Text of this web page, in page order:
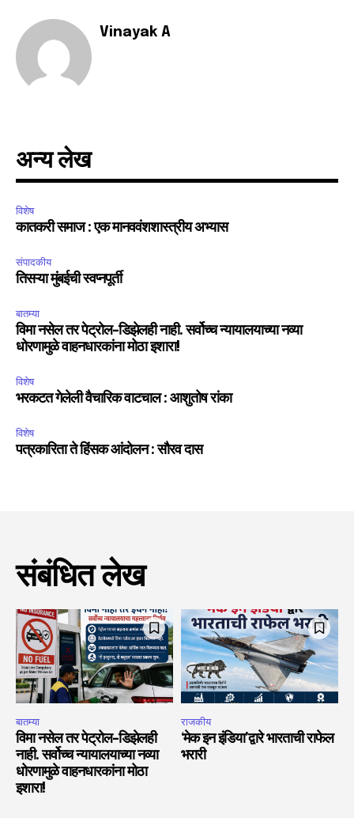
Vinayak A
अन्य लेख
विशेष
कातकरी समाज : एक मानववंशशास्त्रीय अभ्यास
संपादकीय
तिसऱ्या मुंबईची स्वप्नपूर्ती
बातम्या
विमा नसेल तर पेट्रोल-डिझेलही नाही. सर्वोच्च न्यायालयाच्या नव्या
धोरणामुळे वाहनधारकांना मोठा इशारा!
विशेष
भरकटत गेलेली वैचारिक वाटचाल : आशुतोष रांका
विशेष
पत्रकारिता ते हिंसक आंदोलन : सौरव दास
संबंधित लेख
बातम्या
विमा नसेल तर पेट्रोल-डिझेलही
नाही. सर्वोच्च न्यायालयाच्या नव्या
धोरणामुळे वाहनधारकांना मोठा
इशारा!
राजकीय
‘मेक इन इंडिया’द्वारे भारताची राफेल
भरारी